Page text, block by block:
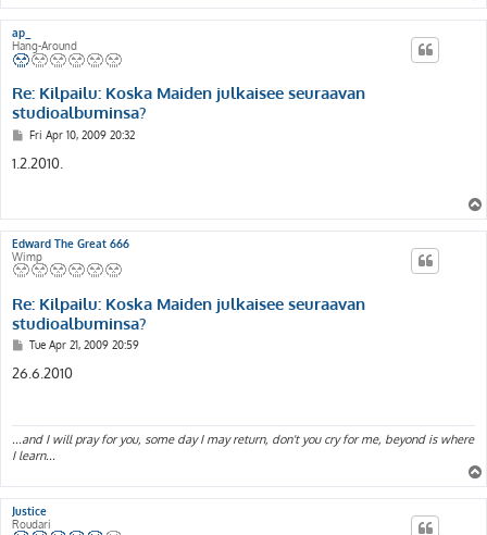
ap_
Hang-Around
Re: Kilpailu: Koska Maiden julkaisee seuraavan
studioalbuminsa?
P
s
t
Fri Apr 10, 2009 20:32
1.2.2010.
Edward The Great 666
Wimp
Re: Kilpailu: Koska Maiden julkaisee seuraavan
studioalbuminsa?
P
s
t
Tue Apr 21, 2009 20:59
26.6.2010
...and I will pray for you, some day I may return, don't you cry for me, beyond is where
I learn...
Justice
Roudari